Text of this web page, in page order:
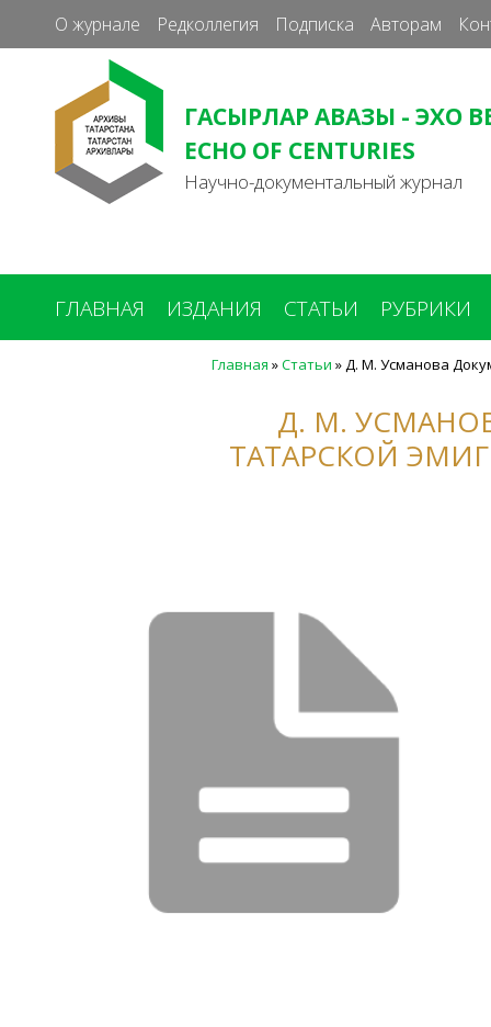
О журнале Редколлегия Подписка Авторам
ГАСЫРЛАР АВАЗЫ - ЭХО
ECHO OF CENTURIES
Научно-документальный журнал
ГЛАВНАЯ ИЗДАНИЯ СТАТЬИ РУБРИКИ
Главная »Статьи »Д. М. Усманова
Д. М.
ТАТАРСКОЙ